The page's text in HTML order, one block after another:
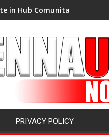
in Hub Comunita
PRIVACY POLICY